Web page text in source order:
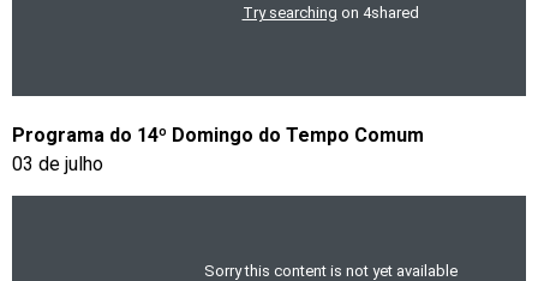
Programa do 14º Domingo do Tempo Comum
03 de julho